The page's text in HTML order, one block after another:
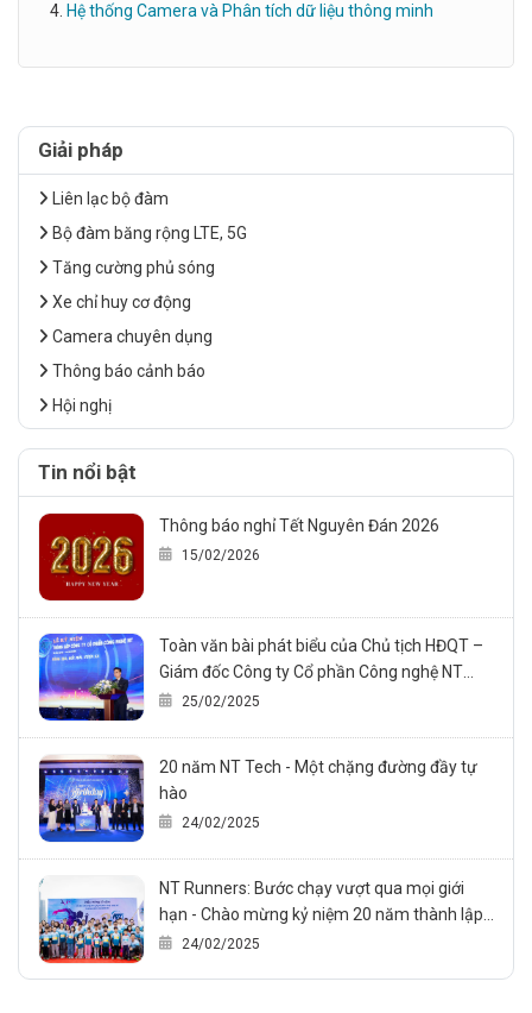
Hệ thống Camera và Phân tích dữ liệu thông minh
Giải pháp
Liên lạc bộ đàm
Bộ đàm băng rộng LTE, 5G
Tăng cường phủ sóng
Xe chỉ huy cơ động
Camera chuyên dụng
Thông báo cảnh báo
Hội nghị
Tin nổi bật
Thông báo nghỉ Tết Nguyên Đán 2026
15/02/2026
Toàn văn bài phát biểu của Chủ tịch HĐQT –
Giám đốc Công ty Cổ phần Công nghệ NT
trong sự kiện Kỷ niệm 20 năm thành lập công
25/02/2025
20 năm NT Tech - Một chặng đường đầy tự
hào
24/02/2025
NT Runners: Bước chạy vượt qua mọi giới
hạn - Chào mừng kỷ niệm 20 năm thành lập
NT Technology., JSC
24/02/2025